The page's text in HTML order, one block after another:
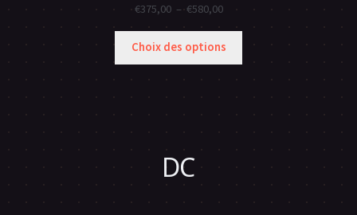
€375,00 – €580,00Plage
prix :
€375,00
Choix des options
DC